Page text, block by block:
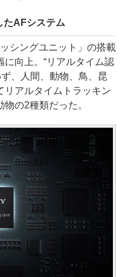
たAFシステム
シングユニット」の搭載
向上。“リアルタイム認
、人間、動物、鳥、昆
リアルタイムトラッキン
の2種類だった。